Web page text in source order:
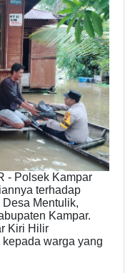
- Polsek Kampar
terhadap
Mentulik,
Kampar.
Kiri Hilir
warga yang